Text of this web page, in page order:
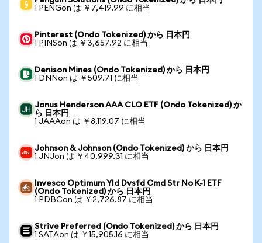
1 PENGon は ￥7,419.99 に相当
Pinterest (Ondo Tokenized) から 日本円
1 PINSon は ￥3,657.92 に相当
Denison Mines (Ondo Tokenized) から 日本円
1 DNNon は ￥509.71 に相当
Janus Henderson AAA CLO ETF (Ondo Tokenized) か
ら 日本円
1 JAAAon は ￥8,119.07 に相当
Johnson & Johnson (Ondo Tokenized) から 日本円
1 JNJon は ￥40,999.31 に相当
Invesco Optimum Yld Dvsfd Cmd Str No K-1 ETF
(Ondo Tokenized) から 日本円
1 PDBCon は ￥2,726.87 に相当
Strive Preferred (Ondo Tokenized) から 日本円
1 SATAon は ￥15,905.16 に相当